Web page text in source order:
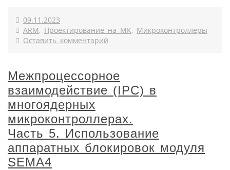
09.11.2023
ARM, Проектирование на МК, Микроконтроллеры
Оставить комментарий
Межпроцессорное
взаимодействие (IPC) в
многоядерных
микроконтроллерах.
Часть 5. Использование
аппаратных блокировок модуля
SEMA4